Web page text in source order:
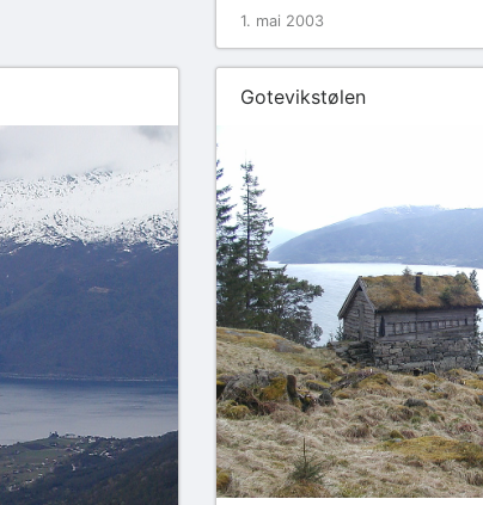
1. mai 2003
Gotevikstølen